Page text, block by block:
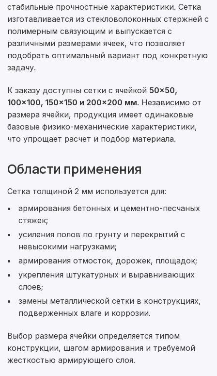
стабильные прочностные характеристики. Сетка
изготавливается из стекловолоконных стержней с
полимерным связующим и выпускается с
различными размерами ячеек, что позволяет
подобрать оптимальный вариант под конкретную
задачу.
К заказу доступны сетки с ячейкой 50×50,
100×100, 150×150 и 200×200 мм. Независимо от
размера ячейки, продукция имеет одинаковые
базовые физико-механические характеристики,
что упрощает расчет и подбор материала.
Области применения
Сетка толщиной 2 мм используется для:
армирования бетонных и цементно-песчаных
стяжек;
усиления полов по грунту и перекрытий с
невысокими нагрузками;
армирования отмосток, дорожек, площадок;
укрепления штукатурных и выравнивающих
слоев;
замены металлической сетки в конструкциях,
подверженных влаге и коррозии.
Выбор размера ячейки определяется типом
конструкции, шагом армирования и требуемой
жесткостью армирующего слоя.